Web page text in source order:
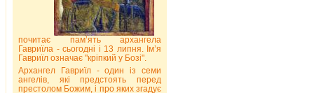
почитає пам’ять архангела
Гавриїла - сьогодні і 13 липня. Ім’я
Гавриїл означає "кріпкий у Бозі".
Архангел Гавриїл - один із семи
ангелів, які предстоять перед
престолом Божим, і про яких згадує